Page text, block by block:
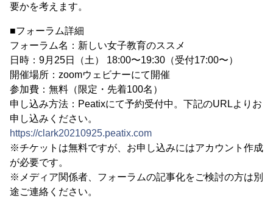
要かを考えます。
■フォーラム詳細
フォーラム名：新しい女子教育のススメ
日時：9月25日（土） 18:00〜19:30（受付17:00〜）
開催場所：zoomウェビナーにて開催
参加費：無料（限定・先着100名）
申し込み方法：Peatixにて予約受付中。下記のURLよりお
申し込みください。
https://clark20210925.peatix.com
※チケットは無料ですが、お申し込みにはアカウント作成
が必要です。
※メディア関係者、フォーラムの記事化をご検討の方は別
途ご連絡ください。